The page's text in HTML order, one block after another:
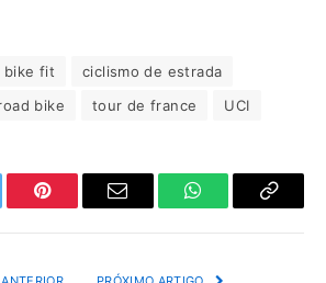
bike fit
ciclismo de estrada
bike tour de france UCI
Pinterest Email WhatsAppCopiar